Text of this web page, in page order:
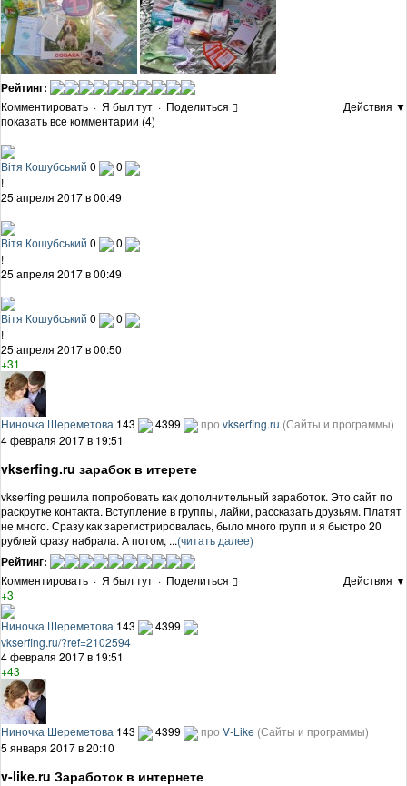
Рейтинг:
Комментировать · Я был тут · Поделиться
Действия ▼
показать все комментарии (4)
Вітя Кошубський 0
0
!
25 апреля 2017 в 00:49
Вітя Кошубський 0
0
!
25 апреля 2017 в 00:49
Вітя Кошубський 0
0
!
25 апреля 2017 в 00:50
+31
Ниночка Шереметова 143 4399 про vkserfing.ru (Сайты и программы)
4 февраля 2017 в 19:51
vkserfing.ru зарабок в итерете
vkserfing решила попробовать как дополнительный заработок. Это сайт по
раскрутке контакта. Вступление в группы, лайки, рассказать друзьям. Платят
не много. Сразу как зарегистрировалась, было много групп и я быстро 20
рублей сразу набрала. А потом, ...(читать далее)
Рейтинг:
Комментировать · Я был тут · Поделиться
Действия ▼
+3
Ниночка Шереметова 143
4399
vkserfing.ru/?ref=2102594
4 февраля 2017 в 19:51
+43
Ниночка Шереметова 143 4399 про V-Like (Сайты и программы)
5 января 2017 в 20:10
v-like.ru Заработок в интернете